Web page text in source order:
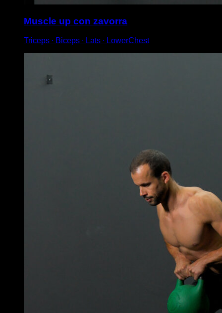
Muscle up con zavorra
Triceps ∙ Biceps ∙ Lats ∙ LowerChest